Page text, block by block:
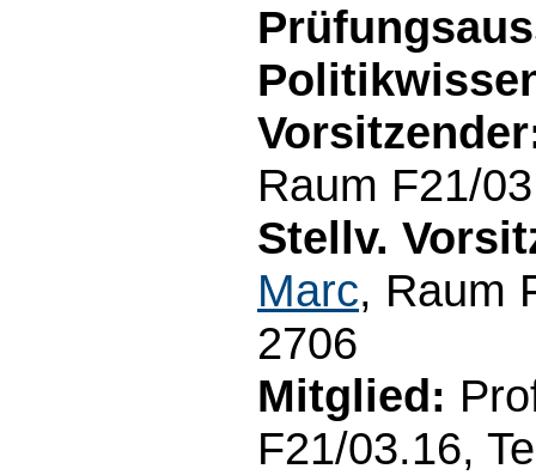
Raum F21/
Stellv.
Marc, Raum
2706
Mitglied:
F21/03.16,